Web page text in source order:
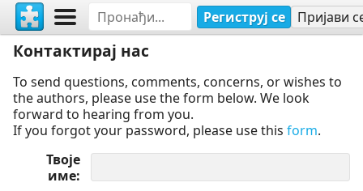
Региструј се Пријави
Контактирај нас
To send questions, comments, concerns, or wishes to
the authors, please use the form below. We look
forward to hearing from you.
If you forgot your password, please use this form.
Твоје
име